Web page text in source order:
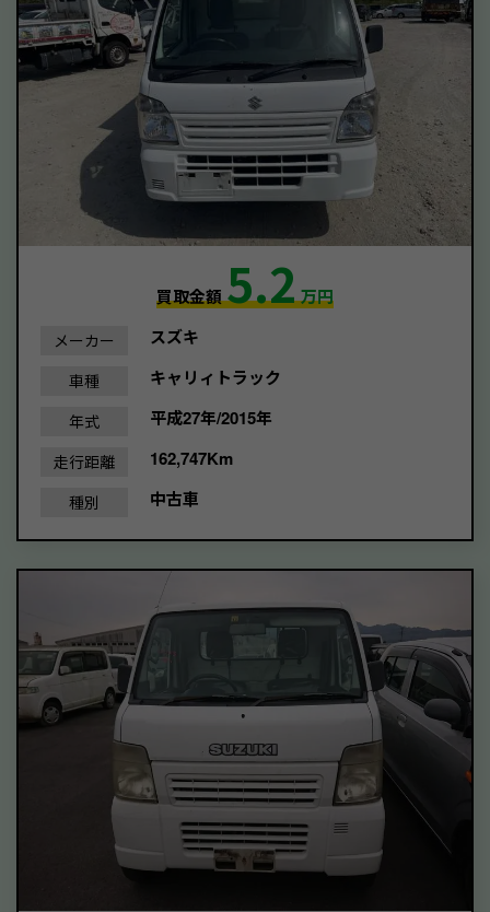
買取金額5.2万円
メーカー スズキ
車種 キャリィトラック
年式 平成27年/2015年
走行距離 162,747Km
種別 中古車